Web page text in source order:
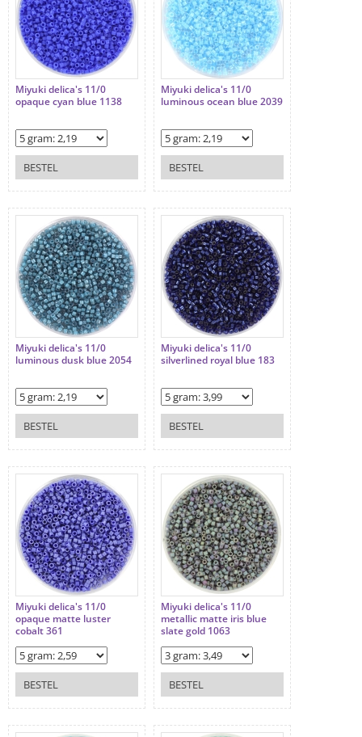
Miyuki delica's 11/0
opaque cyan blue 1138
BESTEL
Miyuki delica's 11/0
luminous ocean blue 2039
BESTEL
Miyuki delica's 11/0
luminous dusk blue 2054
BESTEL
Miyuki delica's 11/0
silverlined royal blue 183
BESTEL
Miyuki delica's 11/0
opaque matte luster
cobalt 361
BESTEL
Miyuki delica's 11/0
metallic matte iris blue
slate gold 1063
BESTEL